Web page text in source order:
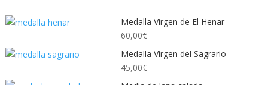
Medalla Virgen de El Henar
60,00€
Medalla Virgen del Sagrario
45,00€